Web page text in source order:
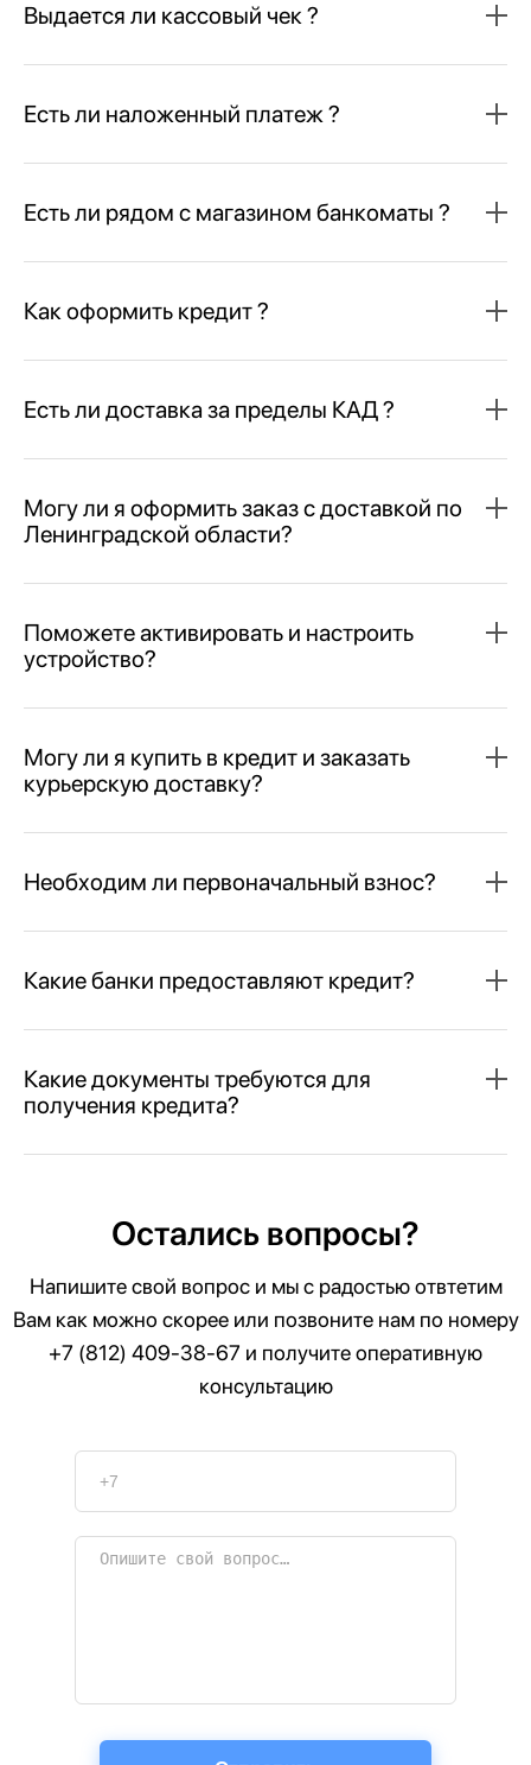
Выдается ли кассовый чек ?
Есть ли наложенный платеж ?
Есть ли рядом с магазином банкоматы ?
Как оформить кредит ?
Есть ли доставка за пределы КАД ?
Могу ли я оформить заказ с доставкой по
Ленинградской области?
Поможете активировать и настроить
устройство?
Могу ли я купить в кредит и заказать
курьерскую доставку?
Необходим ли первоначальный взнос?
Какие банки предоставляют кредит?
Какие документы требуются для
получения кредита?
Остались вопросы?
Напишите свой вопрос и мы с радостью отвтетим
Вам как можно скорее или позвоните нам по номеру
+7 (812) 409-38-67 и получите оперативную
консультацию